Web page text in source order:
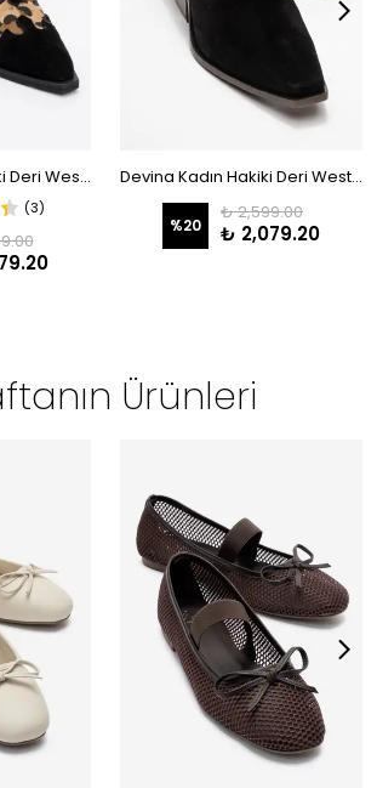
Valvent Kadın Hakiki Deri Western Terlik Siyah Süet-Leopar
(3)
Devina Kadın Hakiki Deri Western Terlik Siyah Süet
%20
₺ 2,599.00
₺ 2,079.20
Ürünleri